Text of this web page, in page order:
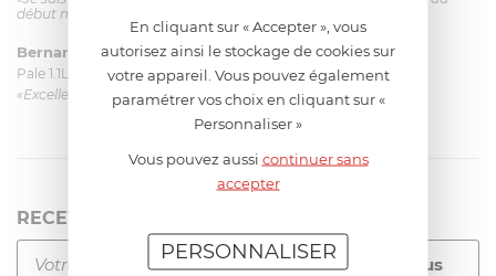
début mais ça le fait. La livraison a été très rapide. ...»
Bernard le 23/06/2026 à 09:43
Pale 1.1L pour Glacier Magimix 11031/121/123/124
«Excellent: produit et livraison»
RECEVEZ LA NEWSLETTER
En cliquant sur « Accepter », vous
autorisez ainsi le stockage de cookies sur
votre appareil. Vous pouvez également
paramétrer vos choix en cliquant sur «
Personnaliser »
Vous pouvez aussi continuer sans
accepter
PERSONNALISER